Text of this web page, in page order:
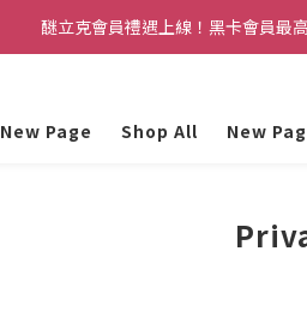
醚立克會員禮遇上線！黑卡會員最
醚立克會員禮遇上線！黑卡會員最
凡會員下單
醚立克會員禮遇上線！黑卡會員最
New Page Shop All New